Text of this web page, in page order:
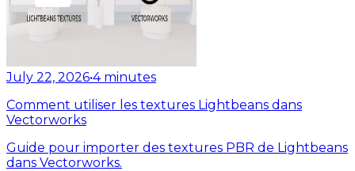
July 22, 2026•4 minutes
Comment utiliser les textures Lightbeans dans
Vectorworks
Guide pour importer des textures PBR de Lightbeans
dans Vectorworks.